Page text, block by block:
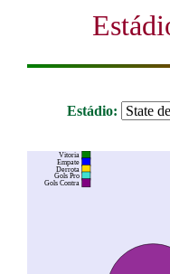
Estádio:
Vitoria
Empate
Derrota
Gols Pro
Gols Contra